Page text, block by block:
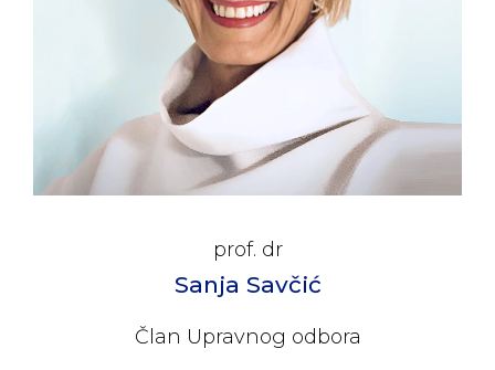
prof. dr
Sanja Savčić
Član Upravnog odbora